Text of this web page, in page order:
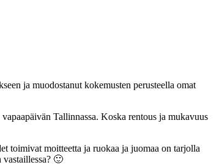
ja muodostanut kokemusten perusteella omat
Tallinnassa. Koska rentous ja mukavuus
toimivat moitteetta ja ruokaa ja juomaa on tarjolla
🙂